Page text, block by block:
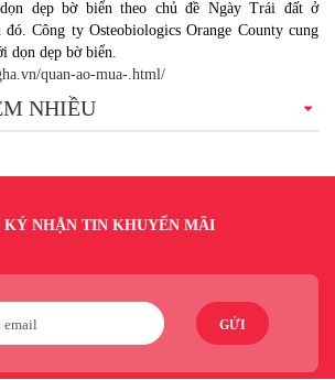
dẹp bờ biển theo chủ đề Ngày Trái đất ở
đó. Công ty Osteobiologics Orange County cung
dọn dẹp bờ biển.
quan-ao-mua-.html/
NHIỀU
KÝ NHẬN TIN KHUYẾN MÃI
GỬI